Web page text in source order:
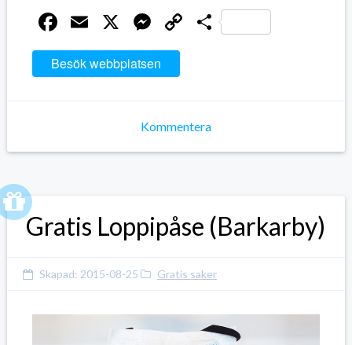
Facebook
Email
X Messenger
CopyDela
Besök webbplatsen
Kommentera
Gratis Loppipåse (Barkarby)
Skapad: 2015-08-25 Gratis saker